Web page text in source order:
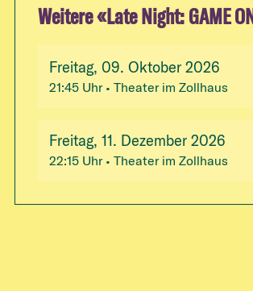
Weitere «Late Night: GAME
Freitag, 09. Oktober 2026
21:45Uhr• Theater im Zollhaus
Freitag, 11. Dezember 2026
22:15Uhr• Theater im Zollhaus